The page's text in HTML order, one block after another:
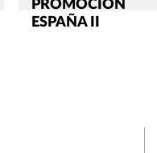
PROMOCIÓN
ESPAÑA II